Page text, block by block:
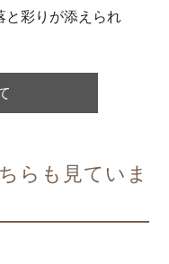
と彩りが添えられ
らも見ていま